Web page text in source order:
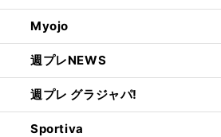
Myojo
週プレNEWS
週プレ グラジャパ!
Sportiva